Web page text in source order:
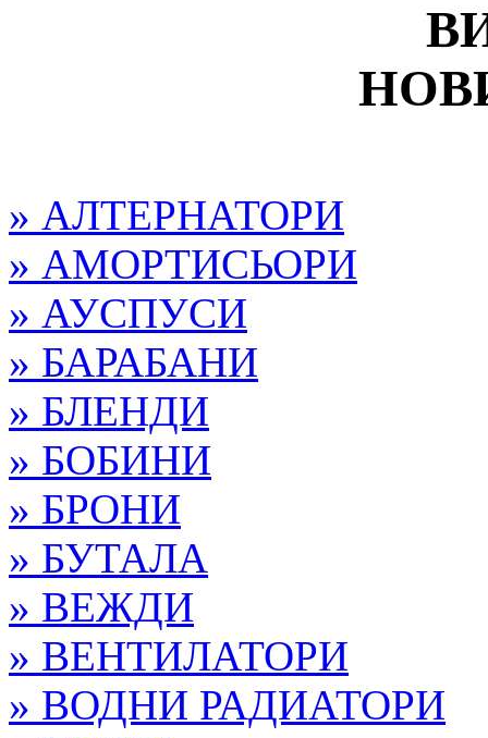
» АЛТЕРНАТОРИ
» АМОРТИСЬОРИ
» АУСПУСИ
» БАРАБАНИ
» БЛЕНДИ
» БОБИНИ
» БРОНИ
» БУТАЛА
» ВЕЖДИ
» ВЕНТИЛАТОРИ
» ВОДНИ РАДИАТОРИ